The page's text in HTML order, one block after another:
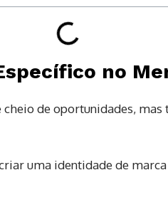
no
de oportunidades,
uma identidade de